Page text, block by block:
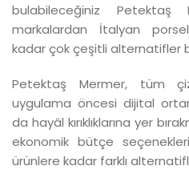
bulabileceğiniz Petektaş
markalardan İtalyan
kadar çok çeşitli alternatifler
Petektaş Mermer, tüm
uygulama öncesi dijital
da hayâl kırıklıklarına yer
ekonomik bütçe
ürünlere kadar farklı